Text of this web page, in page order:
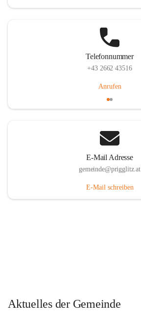
Telefonnummer
+43 2662 43516
Anrufen
E-Mail Adresse
gemeinde@prigglitz.at
E-Mail schreiben
Aktuelles der Gemeinde